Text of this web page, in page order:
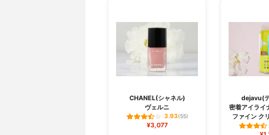
CHANEL(シャネル)
ヴェルニ
3.93(55)
¥3,077
dejavu(
密着アイライ
ファイン ク